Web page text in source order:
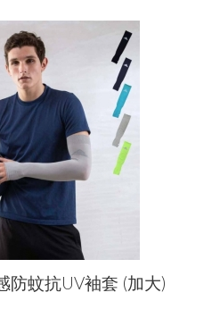
防蚊抗UV袖套 (加大)